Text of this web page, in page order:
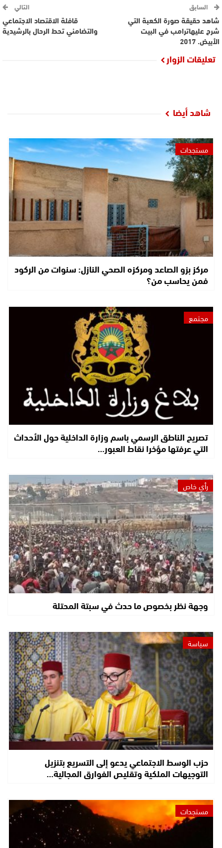
السابق
شاهد حقيقة صورة الكعبة التي
شرح عليهاترامب في البيت
الأبيض. 2017
التالي
قافلة الاقتصاد الاجتماعي
والتضامني تحط الرحال بالرشيدية
تعليقات الزوار
شاهد أيضا
مستجدات
مركز بزو الصاعد ومركزه الصحي النازل: سنوات من الركود
فمن يحاسب من؟
مجتمع
تصريح الناطق الرسمي باسم وزارة الداخلية حول الأحداث
التي عرفتها مؤخرا نقاط العبور…
رأي خاص
وجهة نظر بخصوص ما حدث في سبتة المحتلة
سياسة
حزب الوسط الاجتماعي يدعو إلى التسريع بتنزيل
التوجيهات الملكية وتقليص الفوارق المجالية…
مستجدات